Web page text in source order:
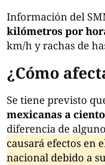
Información del
kilómetros por
km/h y rachas de
¿Cómo
Se tiene previsto
mexicanas a
diferencia de
causará efectos en
nacional debido a